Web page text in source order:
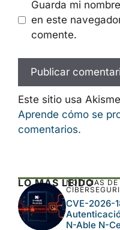
Guarda mi
en este
comente.
Este sitio usa
Aprende cómo se
comentarios.
LO MÁS LEÍDO
NOTICIAS DE
CVE-2026-
N-Able N-